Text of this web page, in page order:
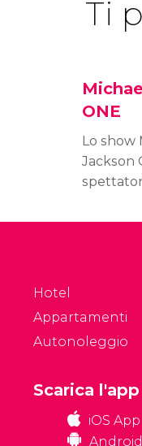
Ti
ONE
Lo show
Jackson
Hotel
Appartamenti
Autonoleggio
Scarica
iOS App